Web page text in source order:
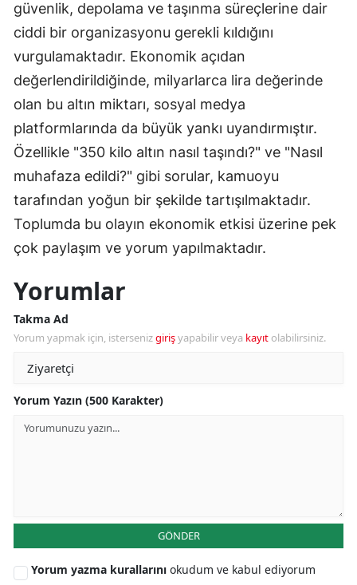
güvenlik, depolama ve taşınma süreçlerine dair
ciddi bir organizasyonu gerekli kıldığını
vurgulamaktadır. Ekonomik açıdan
değerlendirildiğinde, milyarlarca lira değerinde
olan bu altın miktarı, sosyal medya
platformlarında da büyük yankı uyandırmıştır.
Özellikle "350 kilo altın nasıl taşındı?" ve "Nasıl
muhafaza edildi?" gibi sorular, kamuoyu
tarafından yoğun bir şekilde tartışılmaktadır.
Toplumda bu olayın ekonomik etkisi üzerine pek
çok paylaşım ve yorum yapılmaktadır.
Yorumlar
Takma Ad
Yorum yapmak için, istersenizgirişyapabilir veya kayıt olabilirsiniz.
Yorum Yazın (500 Karakter)
GÖNDER
Yorum yazma kurallarını okudum ve kabul ediyorum